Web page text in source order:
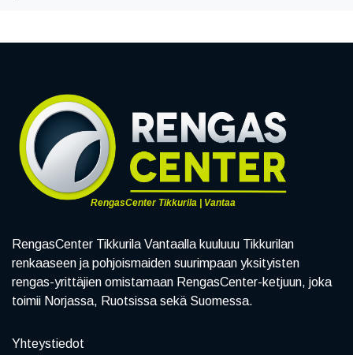
RengasCenter Tikkurila | Vantaa
RengasCenter Tikkurila Vantaalla kuuluuu Tikkurilan
renkaaseen ja pohjoismaiden suurimpaan yksityisten
rengas-yrittäjien omistamaan RengasCenter-ketjuun, joka
toimii Norjassa, Ruotsissa sekä Suomessa.
Yhteystiedot